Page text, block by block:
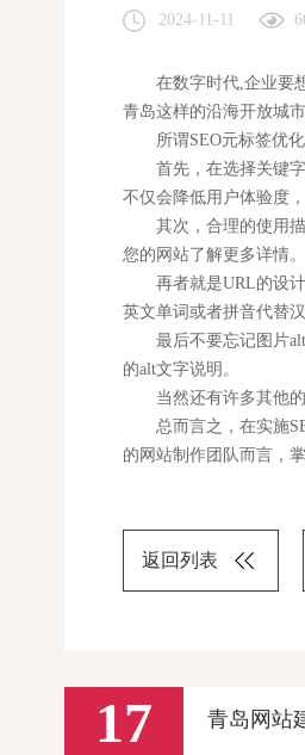
2024-11-11
在数字时代,企业要想
青岛这样的沿海开放城
所谓SEO元标签优化
首先，在选择关键字
不仅会降低用户体验度
其次，合理的使用描
您的网站了解更多详情。
再者就是URL的设计
英文单词或者拼音代替
最后不要忘记图片alt
的alt文字说明。
当然还有许多其他的
总而言之，在实施
的网站制作团队而言，
返回列表
17 青岛网站